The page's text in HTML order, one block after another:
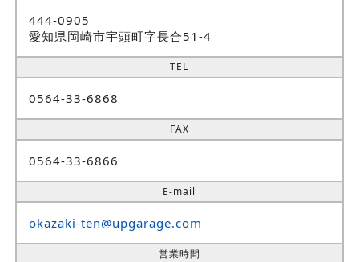
444-0905
愛知県岡崎市宇頭町字長合51-4
TEL
0564-33-6868
FAX
0564-33-6866
E-mail
okazaki-ten@upgarage.com
営業時間